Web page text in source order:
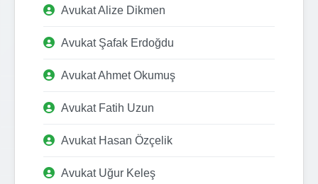
Avukat Alize Dikmen
Avukat Şafak Erdoğdu
Avukat Ahmet Okumuş
Avukat Fatih Uzun
Avukat Hasan Özçelik
Avukat Uğur Keleş